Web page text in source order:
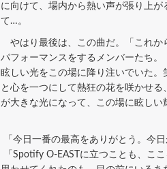
に向けて、場内から熱い声が張り上
て…。
やはり最後は、この曲だ。「これか
パフォーマンスをするメンバーたち
眩しい光をこの場に降り注いでいた
と心を一つにして熱狂の花を咲かせ
が大きな光になって、この場に眩しい
「今日一番の最高をありがとう。今
「Spotify O-EASTに立つことも、こ